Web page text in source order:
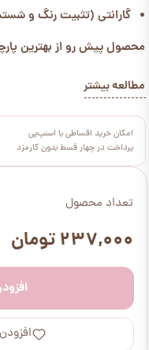
تعداد محصول
۲۳۷,۰۰۰ تومان
گارانتی (تثبیت رنگ و
محصول پیش رو از بهترین
مطالعه بیشتر
امکان خرید اقساطی با اسنپ‌پی
پرداخت در چهار قسط بدون کارمزد